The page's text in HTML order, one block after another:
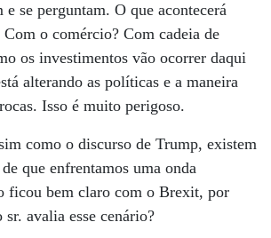
e se perguntam. O que acontecerá
o comércio? Com cadeia de
os investimentos vão ocorrer daqui
alterando as políticas e a maneira
Isso é muito perigoso.
como o discurso de Trump, existem
que enfrentamos uma onda
ficou bem claro com o Brexit, por
avalia esse cenário?